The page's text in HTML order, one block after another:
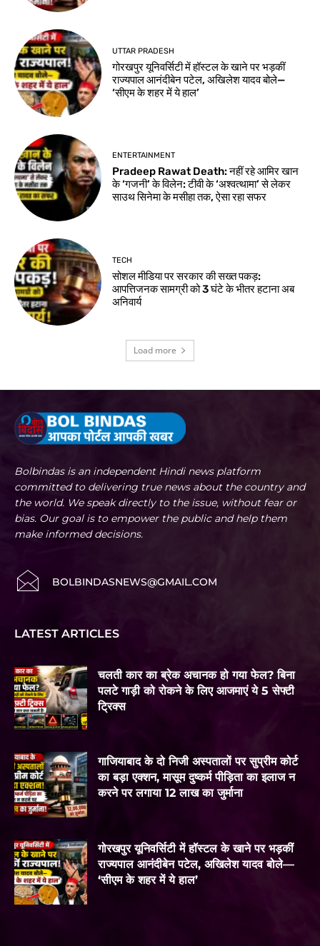
UTTAR PRADESH
गोरखपुर यूनिवर्सिटी में हॉस्टल के खाने पर भड़कीं
राज्यपाल आनंदीबेन पटेल, अखिलेश यादव बोले—
‘सीएम के शहर में ये हाल’
ENTERTAINMENT
Pradeep Rawat Death: नहीं रहे आमिर खान
के ‘गजनी’ के विलेन: टीवी के ‘अश्वत्थामा’ से लेकर
साउथ सिनेमा के मसीहा तक, ऐसा रहा सफर
TECH
सोशल मीडिया पर सरकार की सख्त पकड़:
आपत्तिजनक सामग्री को 3 घंटे के भीतर हटाना अब
अनिवार्य
Load more
Bolbindas is an independent Hindi news platform
committed to delivering true news about the country and
the world. We speak directly to the issue, without fear or
bias. Our goal is to empower the public and help them
make informed decisions.
BOLBINDASNEWS@GMAIL.COM
LATEST ARTICLES
चलती कार का ब्रेक अचानक हो गया फेल? बिना
पलटे गाड़ी को रोकने के लिए आजमाएं ये 5 सेफ्टी
ट्रिक्स
गाजियाबाद के दो निजी अस्पतालों पर सुप्रीम कोर्ट
का बड़ा एक्शन, मासूम दुष्कर्म पीड़िता का इलाज न
करने पर लगाया 12 लाख का जुर्माना
गोरखपुर यूनिवर्सिटी में हॉस्टल के खाने पर भड़कीं
राज्यपाल आनंदीबेन पटेल, अखिलेश यादव बोले—
‘सीएम के शहर में ये हाल’